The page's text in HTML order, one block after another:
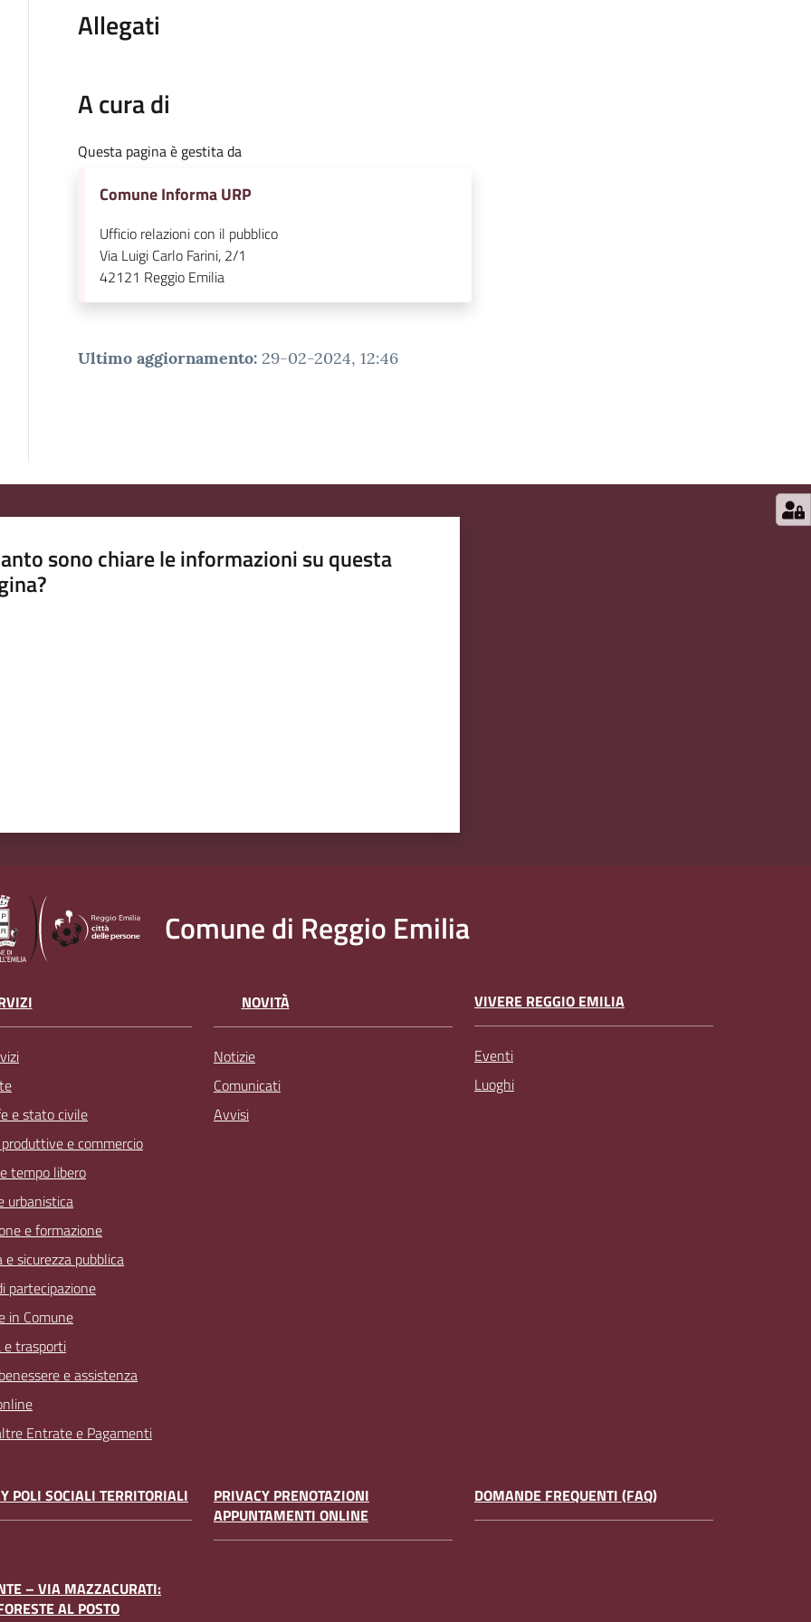
Allegati
A cura di
Questa pagina è gestita da
Comune Informa URP
Ufficio relazioni con il pubblico
Via Luigi Carlo Farini, 2/1
42121 Reggio Emilia
Ultimo aggiornamento: 29-02-2024, 12:46
sono chiare le informazioni su questa
Comune di Reggio Emilia
e stato civile
e commercio
tempo libero
urbanistica
e formazione
e sicurezza pubblica
partecipazione
in Comune
e trasporti
e assistenza
Entrate e Pagamenti
NOVITÀ
Notizie
Comunicati
Avvisi
VIVERE REGGIO EMILIA
Eventi
Luoghi
POLI SOCIALI TERRITORIALI
PRIVACY PRENOTAZIONI
APPUNTAMENTI ONLINE
DOMANDE FREQUENTI (FAQ)
– VIA MAZZACURATI:
AL POSTO